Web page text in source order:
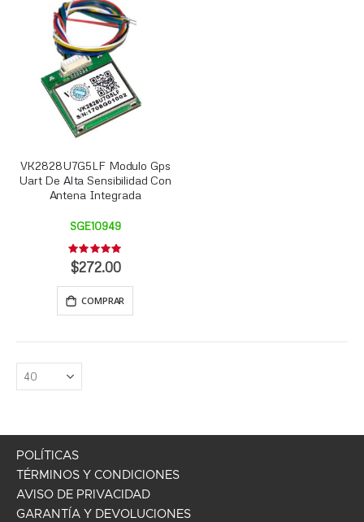
VK2828U7G5LF Modulo Gps
Uart De Alta Sensibilidad Con
Antena Integrada
SGE10949
Rating:
0%
$272.00
COMPRAR
POLÍTICAS
TÉRMINOS Y CONDICIONES
AVISO DE PRIVACIDAD
GARANTÍA Y DEVOLUCIONES